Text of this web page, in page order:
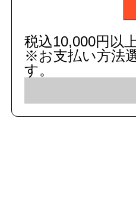
c
表示
税込10,000円以
※お支払い方法
す。